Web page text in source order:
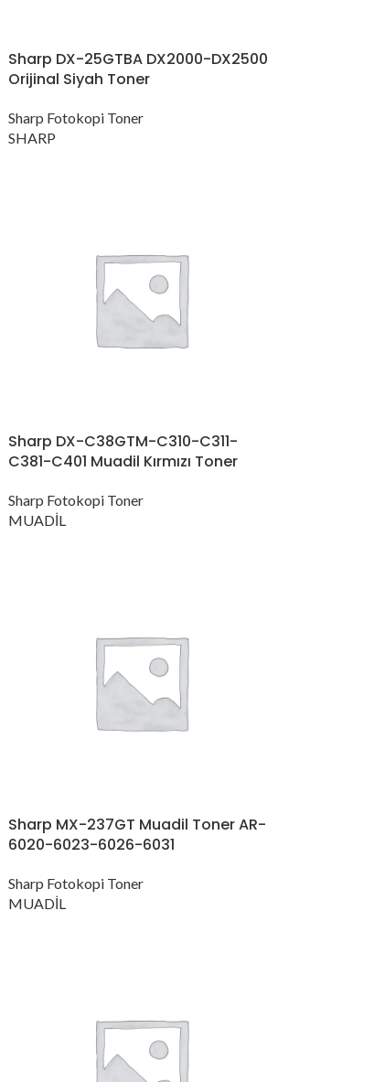
Sharp DX-25GTBA DX2000-DX2500
Orijinal Siyah Toner
Sharp Fotokopi Toner
SHARP
Sharp DX-C38GTM-C310-C311-
C381-C401 Muadil Kırmızı Toner
Sharp Fotokopi Toner
MUADİL
Sharp MX-237GT Muadil Toner AR-
6020-6023-6026-6031
Sharp Fotokopi Toner
MUADİL